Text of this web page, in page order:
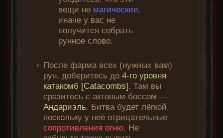
вещи не магические,
иначе у вас не
получится собрать
рунное слово.
После фарма всех (нужных вам)
рун, доберитесь до4-го уровня
катакомб [Catacombs]. Там вы
сразитесь с актовым боссом —
Андариэль. Битва будет лёгкой,
поскольку у неё отрицательные
сопротивления огню. Не